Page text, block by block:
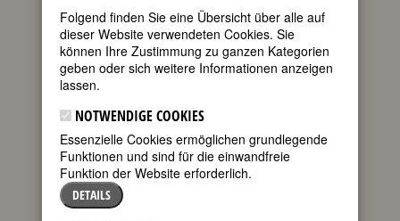
AUF - EINE
FRAUENZEITSCHRIFT
Luise F. Pusch
- die
älteste feministische Zeitschrift in
Folgend finden Sie eine Übersicht über alle auf
dieser Website verwendeten Cookies. Sie
können Ihre Zustimmung zu ganzen Kategorien
geben oder sich weitere Informationen anzeigen
lassen.
NOTWENDIGE COOKIES
Essenzielle Cookies ermöglichen grundlegende
Funktionen und sind für die einwandfreie
Funktion der Website erforderlich.
DETAILS